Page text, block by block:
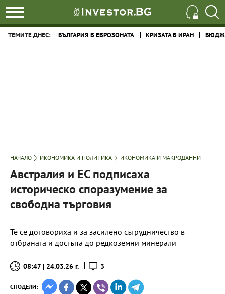
ТЕМИТЕ ДНЕС: БЪЛГАРИЯ В ЕВРОЗОНАТА КРИЗАТА В ИРАН
НАЧАЛО ИКОНОМИКА И ПОЛИТИКА ИКОНОМИКА И МАКРОДАННИ
Австралия и ЕС подписаха
историческо споразумение за
свободна търговия
Те се договориха и за засилено сътрудничество в
отбраната и достъпа до редкоземни минерали
08:47 | 24.03.26 г. 3
СПОДЕЛИ: